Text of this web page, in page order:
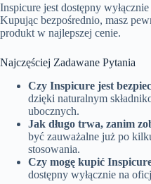
Inspicure jest dostępny
Kupując bezpośrednio, masz
produkt w najlepszej cenie.
Najczęściej Zadawane Pytania
Czy Inspicure jest
dzięki naturalnym
ubocznych.
Jak długo trwa, zanim
być zauważalne już po
stosowania.
Czy mogę kupić
dostępny wyłącznie na